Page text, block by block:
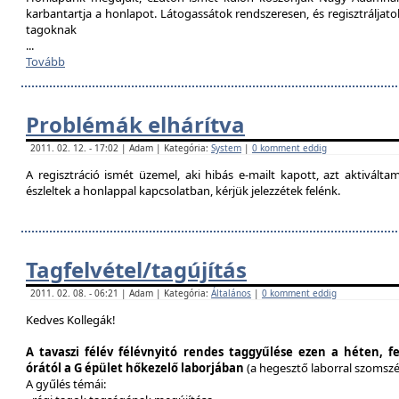
karbantartja a honlapot. Látogassátok rendszeresen, és
tagoknak
...
Tovább
Problémák elhárítva
2011. 02. 12. - 17:02 | Adam | Kategória: System | 0 komment eddig
A regisztráció ismét üzemel, aki hibás e-mailt kapott, azt
észleltek a honlappal kapcsolatban, kérjük jelezzétek felénk.
Tagfelvétel/tagújítás
2011. 02. 08. - 06:21 | Adam | Kategória: Általános | 0 komment eddig
Kedves Kollegák!
A tavaszi félév félévnyitó rendes taggyűlése ezen a héten,
órától a G épület hőkezelő laborjában (a hegesztő laborral
A gyűlés témái: